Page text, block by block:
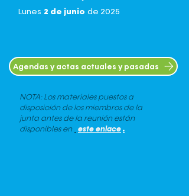
Lunes 2 de junio de 2025
Agendas y actas actuales y pasadas
NOTA: Los materiales puestos a
disposición de los miembros de la
junta antes de la reunión están
disponibles en
este enlace.